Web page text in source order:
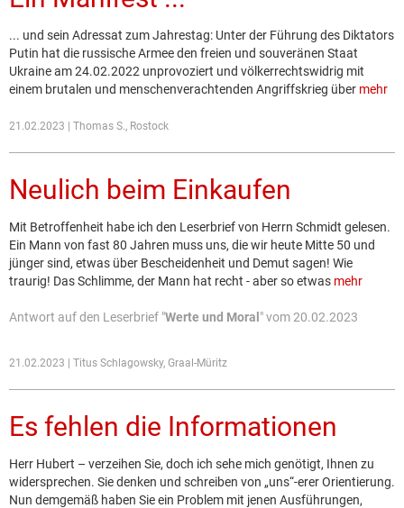
... und sein Adressat zum Jahrestag: Unter der Führung des Diktators
Putin hat die russische Armee den freien und souveränen Staat
Ukraine am 24.02.2022 unprovoziert und völkerrechtswidrig mit
einem brutalen und menschenverachtenden Angriffskrieg über mehr
21.02.2023 | Thomas S., Rostock
Neulich beim Einkaufen
Mit Betroffenheit habe ich den Leserbrief von Herrn Schmidt gelesen.
Ein Mann von fast 80 Jahren muss uns, die wir heute Mitte 50 und
jünger sind, etwas über Bescheidenheit und Demut sagen! Wie
traurig! Das Schlimme, der Mann hat recht - aber so etwas mehr
Antwort auf den Leserbrief "Werte und Moral" vom 20.02.2023
21.02.2023 | Titus Schlagowsky, Graal-Müritz
Es fehlen die Informationen
Herr Hubert – verzeihen Sie, doch ich sehe mich genötigt, Ihnen zu
widersprechen. Sie denken und schreiben von „uns“-erer Orientierung.
Nun demgemäß haben Sie ein Problem mit jenen Ausführungen,